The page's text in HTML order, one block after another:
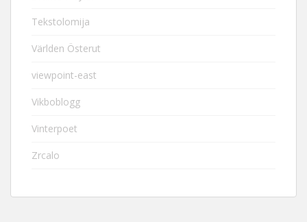
Tekstolomija
Världen Österut
viewpoint-east
Vikboblogg
Vinterpoet
Zrcalo